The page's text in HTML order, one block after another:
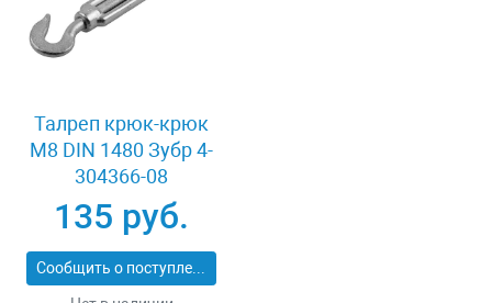
Талреп крюк-крюк
M8 DIN 1480 Зубр 4-
304366-08
135 руб.
Сообщить о поступлении